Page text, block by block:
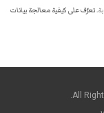
تعرّف على كيفية معالجة بيانات